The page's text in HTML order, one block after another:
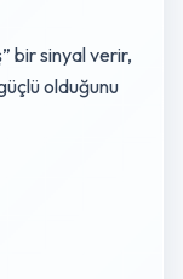
bir sinyal verir,
olduğunu